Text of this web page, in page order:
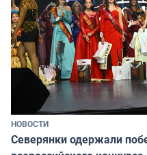
НОВОСТИ
Северянки одержали